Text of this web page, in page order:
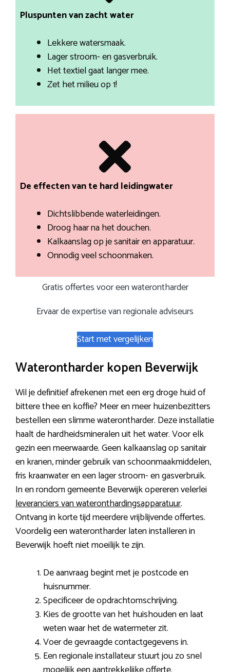
Pluspunten van zacht water
Lekkere watersmaak.
Lager stroom- en gasverbruik.
Het textiel gaat langer mee.
Zet het milieu op 1!
De effecten van te hard leidingwater
Dichtslibbende waterleidingen.
Droog haar na het douchen.
Kalkaanslag op je sanitair en apparatuur.
Onnodig veel schoonmaken.
Gratis offertes voor een waterontharder
Ervaar de expertise van regionale adviseurs
Start met vergelijken
Waterontharder kopen Beverwijk
Wil je definitief afrekenen met een erg droge huid of
bittere thee en koffie? Meer en meer huizenbezitters
bestellen een slimme waterontharder. Deze installatie
haalt de hardheidsmineralen uit het water. Voor elk
gezin een meerwaarde. Geen kalkaanslag op sanitair
en kranen, minder gebruik van schoonmaakmiddelen,
fris kraanwater en een lager stroom- en gasverbruik.
In en rondom gemeente Beverwijk opereren velerlei
leveranciers van wateronthardingsapparatuur.
Ontvang in korte tijd meerdere vrijblijvende offertes.
Voordelig een waterontharder laten installeren in
Beverwijk hoeft niet moeilijk te zijn.
De aanvraag begint met je postcode en
huisnummer.
Specificeer de opdrachtomschrijving.
Kies de grootte van het huishouden en laat
weten waar het de watermeter zit.
Voer de gevraagde contactgegevens in.
Een regionale installateur stuurt jou zo snel